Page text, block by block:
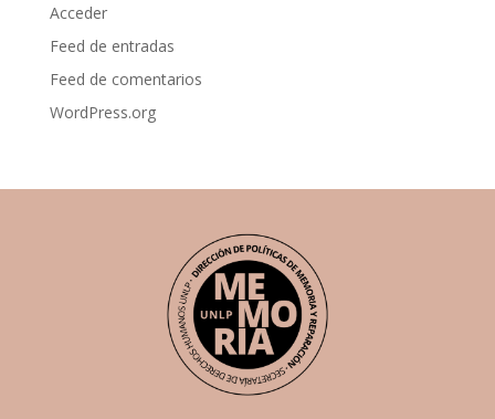
Acceder
Feed de entradas
Feed de comentarios
WordPress.org